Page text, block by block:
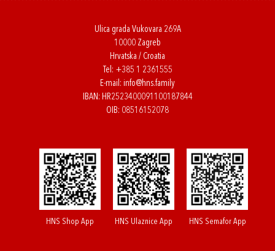
Ulica grada Vukovara 269A
10000 Zagreb
Hrvatska / Croatia
Tel: +385 1 2361555
E-mail: info@hns.family
IBAN: HR2523400091100187844
OIB: 08516152078
HNS Shop App HNS Ulaznice App HNS Semafor App